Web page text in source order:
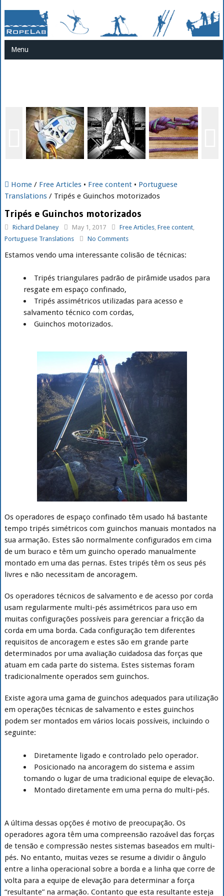
Menu
Home/ Free Articles• Free content• Portuguese
Translations/ Tripés e Guinchos motorizados
Tripés e Guinchos motorizados
Richard Delaney May 1, 2017 Free Articles, Free content,
Portuguese Translations
No Comments
Estamos vendo uma interessante colisão de técnicas:
Tripés triangulares padrão de pirâmide usados para
resgate em espaço confinado,
Tripés assimétricos utilizadas para acesso e
salvamento técnico com cordas,
Guinchos motorizados.
Os operadores de espaço confinado têm usado há bastante
tempo tripés simétricos com guinchos manuais montados na
sua armação. Estes são normalmente configurados em cima
de um buraco e têm um guincho operado manualmente
montado em uma das pernas. Estes tripés têm os seus pés
livres e não necessitam de ancoragem.
Os operadores técnicos de salvamento e de acesso por corda
usam regularmente multi-pés assimétricos para uso em
muitas configurações possíveis para gerenciar a fricção da
corda em uma borda. Cada configuração tem diferentes
requisitos de ancoragem e estes são em grande parte
determinados por uma avaliação cuidadosa das forças que
atuam em cada parte do sistema. Estes sistemas foram
tradicionalmente operados sem guinchos.
Existe agora uma gama de guinchos adequados para utilização
em operações técnicas de salvamento e estes guinchos
podem ser montados em vários locais possíveis, incluindo o
seguinte:
Diretamente ligado e controlado pelo operador.
Posicionado na ancoragem do sistema e assim
tomando o lugar de uma tradicional equipe de elevação.
Montado diretamente em uma perna do multi-pés.
A última dessas opções é motivo de preocupação. Os
operadores agora têm uma compreensão razoável das forças
de tensão e compressão nestes sistemas baseados em multi-
pés. No entanto, muitas vezes se resume a dividir o ângulo
entre a linha operacional sobre a borda e a linha que corre de
volta para a equipe de elevação para determinar a força
“resultante” na armação. Contanto que esta resultante esteja